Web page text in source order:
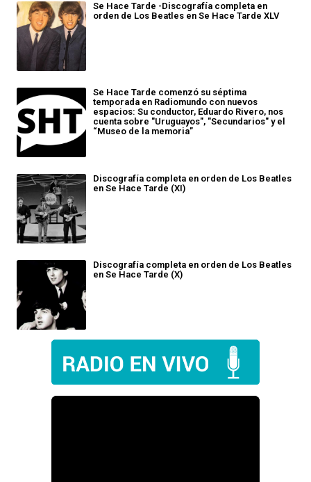
Se Hace Tarde -Discografía completa en
orden de Los Beatles en Se Hace Tarde XLV
Se Hace Tarde comenzó su séptima
temporada en Radiomundo con nuevos
espacios: Su conductor, Eduardo Rivero, nos
cuenta sobre "Uruguayos", "Secundarios" y el
“Museo de la memoria”
Discografía completa en orden de Los Beatles
en Se Hace Tarde (XI)
Discografía completa en orden de Los Beatles
en Se Hace Tarde (X)